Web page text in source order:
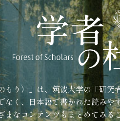
もり）」は、筑波大学の「研究
なく、日本語で書かれた読みや
まなコンテンツもまとめてみる